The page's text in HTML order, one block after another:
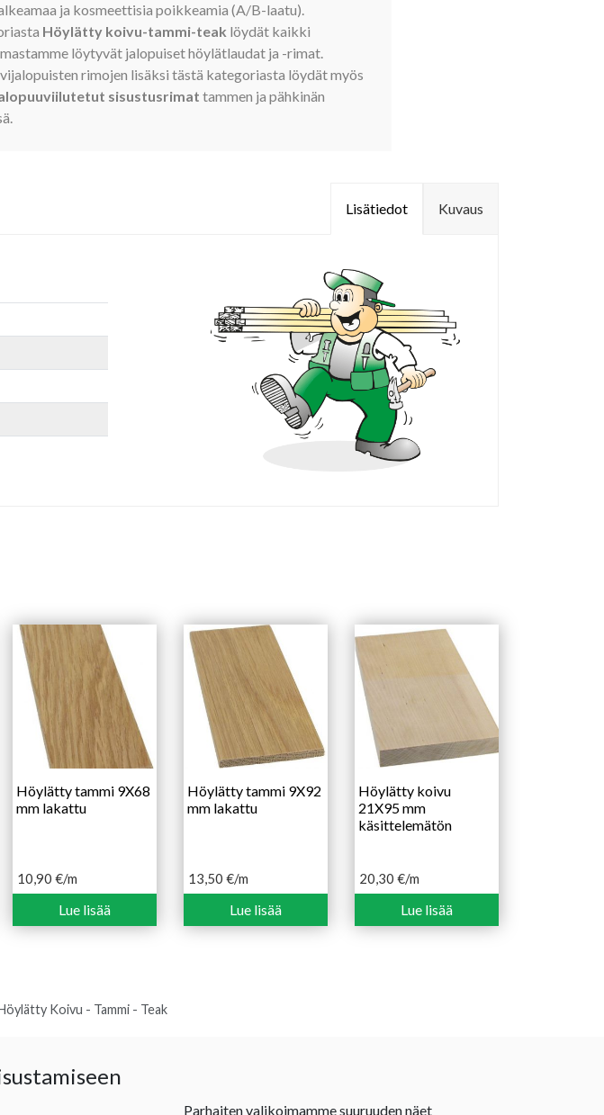
ja kosmeettisia poikkeamia (A/B-laatu).
Höylätty koivu-tammi-teak löydät kaikki
löytyvät jalopuiset höylätlaudat ja -rimat.
rimojen lisäksi tästä kategoriasta löydät myös
sisustusrimat tammen ja pähkinän
Kuvaus
Lisätiedot
Höylätty tammi 9X68
mm lakattu
10,90 €/m
Lue lisää
Höylätty tammi 9X92
mm lakattu
13,50 €/m
Lue lisää
Höylätty koivu
21X95 mm
käsittelemätön
20,30 €/m
Lue lisää
Koivu - Tammi - Teak
Parhaiten valikoimamme suuruuden näet